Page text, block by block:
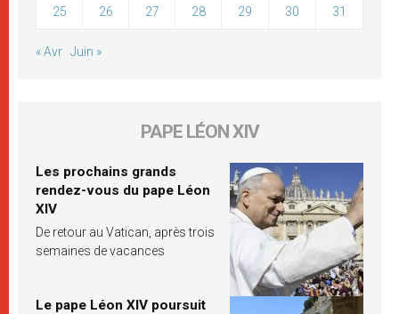
25 26 27 28 29 30 31
« Avr Juin »
PAPE LÉON XIV
Les prochains grands
rendez-vous du pape Léon
XIV
De retour au Vatican, après trois
semaines de vacances
Le pape Léon XIV poursuit